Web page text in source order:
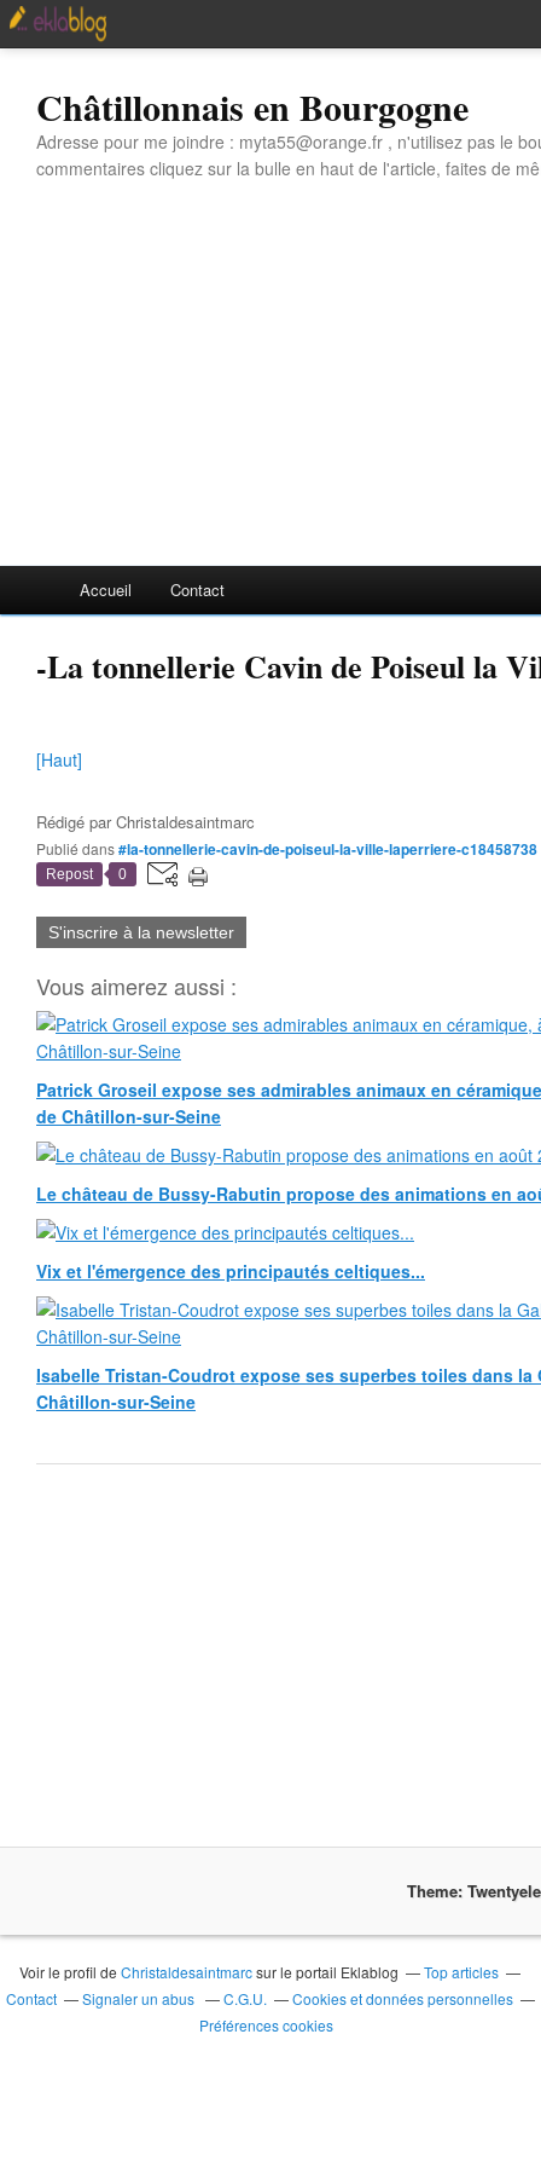
Châtillonnais en Bourgogne
Adresse pour me joindre : myta55@orange.fr , n'utilisez pas le
commentaires cliquez sur la bulle en haut de l'article, faites de
Accueil Contact
-La tonnellerie Cavin de Poiseul la
[Haut]
Rédigé parChristaldesaintmarc
Publié dans#la-tonnellerie-cavin-de-poiseul-la-ville-laperriere-c18458738
Repost 0
S'inscrire à la newsletter
Vous aimerez aussi :
Patrick Groseil expose ses admirables animaux en
de Châtillon-sur-Seine
Le château de Bussy-Rabutin propose des animations en
Vix et l'émergence des principautés celtiques...
Isabelle Tristan-Coudrot expose ses superbes toiles dans la
Châtillon-sur-Seine
Theme:
Voir le profil deChristaldesaintmarcsur le portail Eklablog
Top articles
Contact
Signaler un abus C.G.U.
Cookies et données personnelles
Préférences cookies